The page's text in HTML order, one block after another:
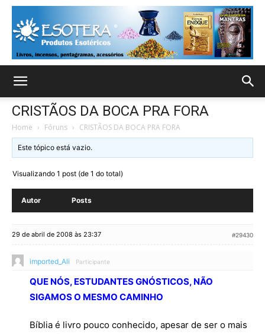
CRISTÃOS DA BOCA PRA FORA
Home › Fóruns › CRISTÃOS DA BOCA PRA FORA
Este tópico está vazio.
Visualizando 1 post (de 1 do total)
Autor Posts
29 de abril de 2008 às 23:37 #29430
imported_Ali Participante
QUE NÓS, ESTUDANTES GNÓSTICOS, NÃO
SIGAMOS O MESMO CAMINHO
Bíblia é livro pouco conhecido, apesar de ser o mais